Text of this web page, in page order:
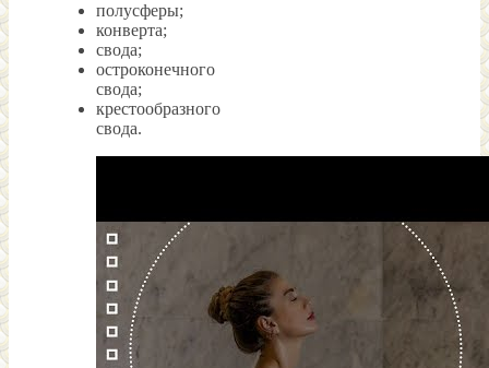
полусферы;
конверта;
свода;
остроконечного
свода;
крестообразного
свода.